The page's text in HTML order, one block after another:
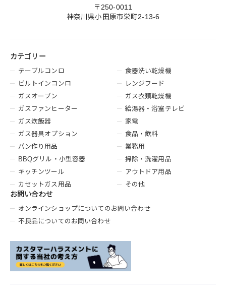
〒250-0011
神奈川県小田原市栄町2-13-6
カテゴリー
テーブルコンロ
ビルトインコンロ
ガスオーブン
ガスファンヒーター
ガス炊飯器
ガス器具オプション
パン作り用品
BBQグリル・小型容器
キッチンツール
カセットガス用品
食器洗い乾燥機
レンジフード
ガス衣類乾燥機
給湯器・浴室テレビ
家電
食品・飲料
業務用
掃除・洗濯用品
アウトドア用品
その他
お問い合わせ
オンラインショップについてのお問い合わせ
不良品についてのお問い合わせ